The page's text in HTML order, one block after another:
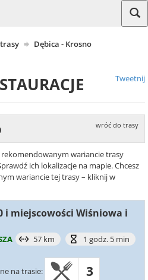
Dębica - Krosno
Tweetnij
wróć do trasy
wariancie trasy
ich lokalizacje na mapie. Chcesz
wariancie tej trasy – kliknij w
i miejscowości Wiśniowa i
57 km 1 godz. 5 min
na trasie: 3